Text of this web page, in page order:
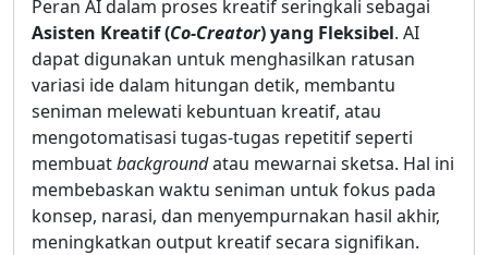
Peran AI dalam proses kreatif seringkali sebagai
Asisten Kreatif (Co-Creator) yang Fleksibel. AI
dapat digunakan untuk menghasilkan ratusan
variasi ide dalam hitungan detik, membantu
seniman melewati kebuntuan kreatif, atau
mengotomatisasi tugas-tugas repetitif seperti
membuatbackgroundatau mewarnai sketsa. Hal ini
membebaskan waktu seniman untuk fokus pada
konsep, narasi, dan menyempurnakan hasil akhir,
meningkatkan output kreatif secara signifikan.